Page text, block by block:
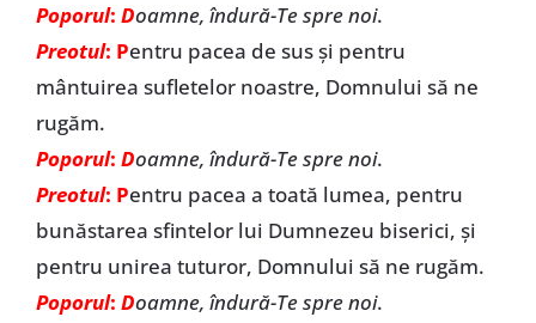
Poporul: Doamne, îndură-Te spre noi.
Preotul: Pentru pacea de sus și pentru
mântuirea sufletelor noastre, Domnului să ne
rugăm.
Poporul: Doamne, îndură-Te spre noi.
Preotul: Pentru pacea a toată lumea, pentru
bunăstarea sfintelor lui Dumnezeu biserici, și
pentru unirea tuturor, Domnului să ne rugăm.
Poporul: Doamne, îndură-Te spre noi.